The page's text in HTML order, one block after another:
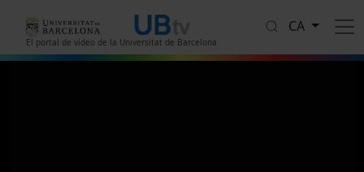
El portal de vídeo de la Universitat de Barcelona
CA